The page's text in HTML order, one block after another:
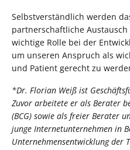
Selbstverständlich werden
partnerschaftliche
wichtige Rolle bei der
um unseren Anspruch als
und Patient gerecht zu
*Dr. Florian Weiß ist
Zuvor arbeitete er als Berater
(BCG) sowie als freier Berater
junge Internetunternehmen in
Unternehmensentwicklung der